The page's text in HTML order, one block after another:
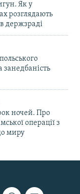
Як у
розглядають
держзраді
занедбаність
ночей. Про
операції з
миру